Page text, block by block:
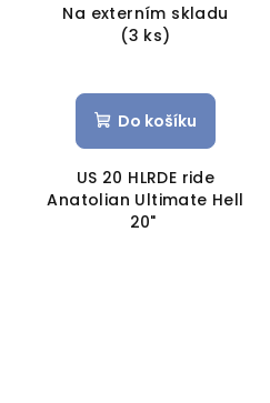
Na externím skladu
(3 ks)
Do košíku
US 20 HLRDE ride
Anatolian Ultimate Hell
20"